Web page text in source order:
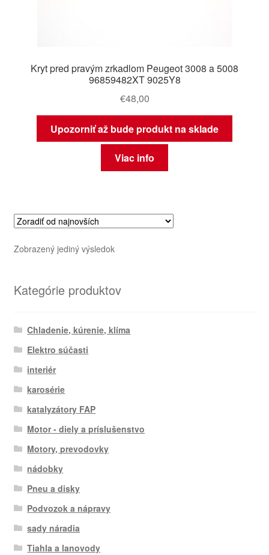
Kryt pred pravým zrkadlom Peugeot 3008 a 5008
96859482XT 9025Y8
€48,00
Upozorniť až bude produkt na sklade
Viac info
Zobrazený jediný výsledok
Kategórie produktov
Chladenie, kúrenie, klíma
Elektro súčasti
interiér
karosérie
katalyzátory FAP
Motor - diely a príslušenstvo
Motory, prevodovky
nádobky
Pneu a disky
Podvozok a nápravy
sady náradia
Tiahla a lanovody